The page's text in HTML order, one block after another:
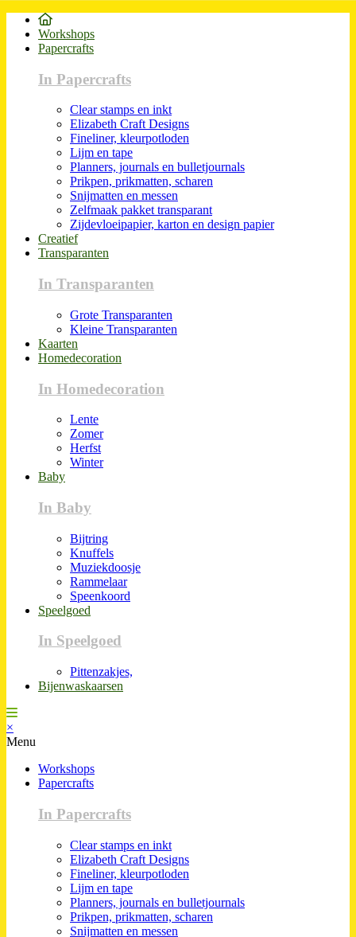
Workshops
Papercrafts
In Papercrafts
Clear stamps en inkt
Elizabeth Craft Designs
Fineliner, kleurpotloden
Lijm en tape
Planners, journals en bulletjournals
Prikpen, prikmatten, scharen
Snijmatten en messen
Zelfmaak pakket transparant
Zijdevloeipapier, karton en design papier
Creatief
Transparanten
In Transparanten
Grote Transparanten
Kleine Transparanten
Kaarten
Homedecoration
In Homedecoration
Lente
Zomer
Herfst
Winter
Baby
In Baby
Bijtring
Knuffels
Muziekdoosje
Rammelaar
Speenkoord
Speelgoed
In Speelgoed
Pittenzakjes,
Bijenwaskaarsen
×
Menu
Workshops
Papercrafts
In Papercrafts
Clear stamps en inkt
Elizabeth Craft Designs
Fineliner, kleurpotloden
Lijm en tape
Planners, journals en bulletjournals
Prikpen, prikmatten, scharen
Snijmatten en messen